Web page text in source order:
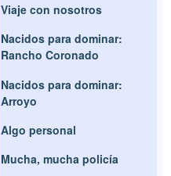
Viaje con nosotros
Nacidos para dominar:
Rancho Coronado
Nacidos para dominar:
Arroyo
Algo personal
Mucha, mucha policía